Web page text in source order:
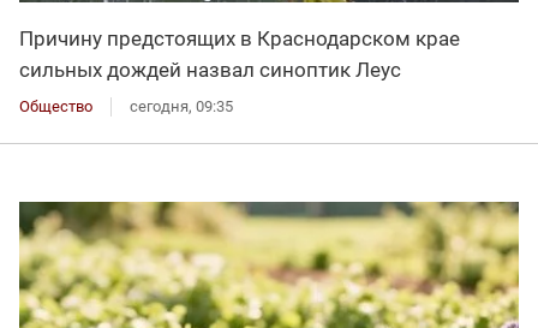
Причину предстоящих в Краснодарском крае
сильных дождей назвал синоптик Леус
Общество сегодня, 09:35